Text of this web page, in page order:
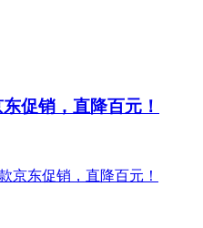
促销，直降百元！